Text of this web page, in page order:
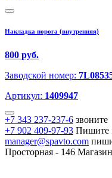
Накладка порога (внутренняя)
800 руб.
Заводской номер:
Артикул: 1409947
+7 343 237-237-6 звоните
+7 902 409-97-93 Пишите
manager@spavto.com
Просторная - 146